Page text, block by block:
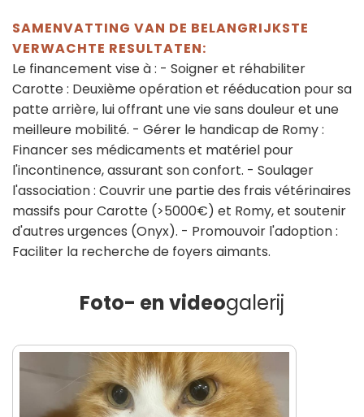
SAMENVATTING VAN DE BELANGRIJKSTE
VERWACHTE RESULTATEN:
Le financement vise à : - Soigner et réhabiliter
Carotte : Deuxième opération et rééducation pour sa
patte arrière, lui offrant une vie sans douleur et une
meilleure mobilité. - Gérer le handicap de Romy :
Financer ses médicaments et matériel pour
l'incontinence, assurant son confort. - Soulager
l'association : Couvrir une partie des frais vétérinaires
massifs pour Carotte (>5000€) et Romy, et soutenir
d'autres urgences (Onyx). - Promouvoir l'adoption :
Faciliter la recherche de foyers aimants.
Foto- en videogalerij